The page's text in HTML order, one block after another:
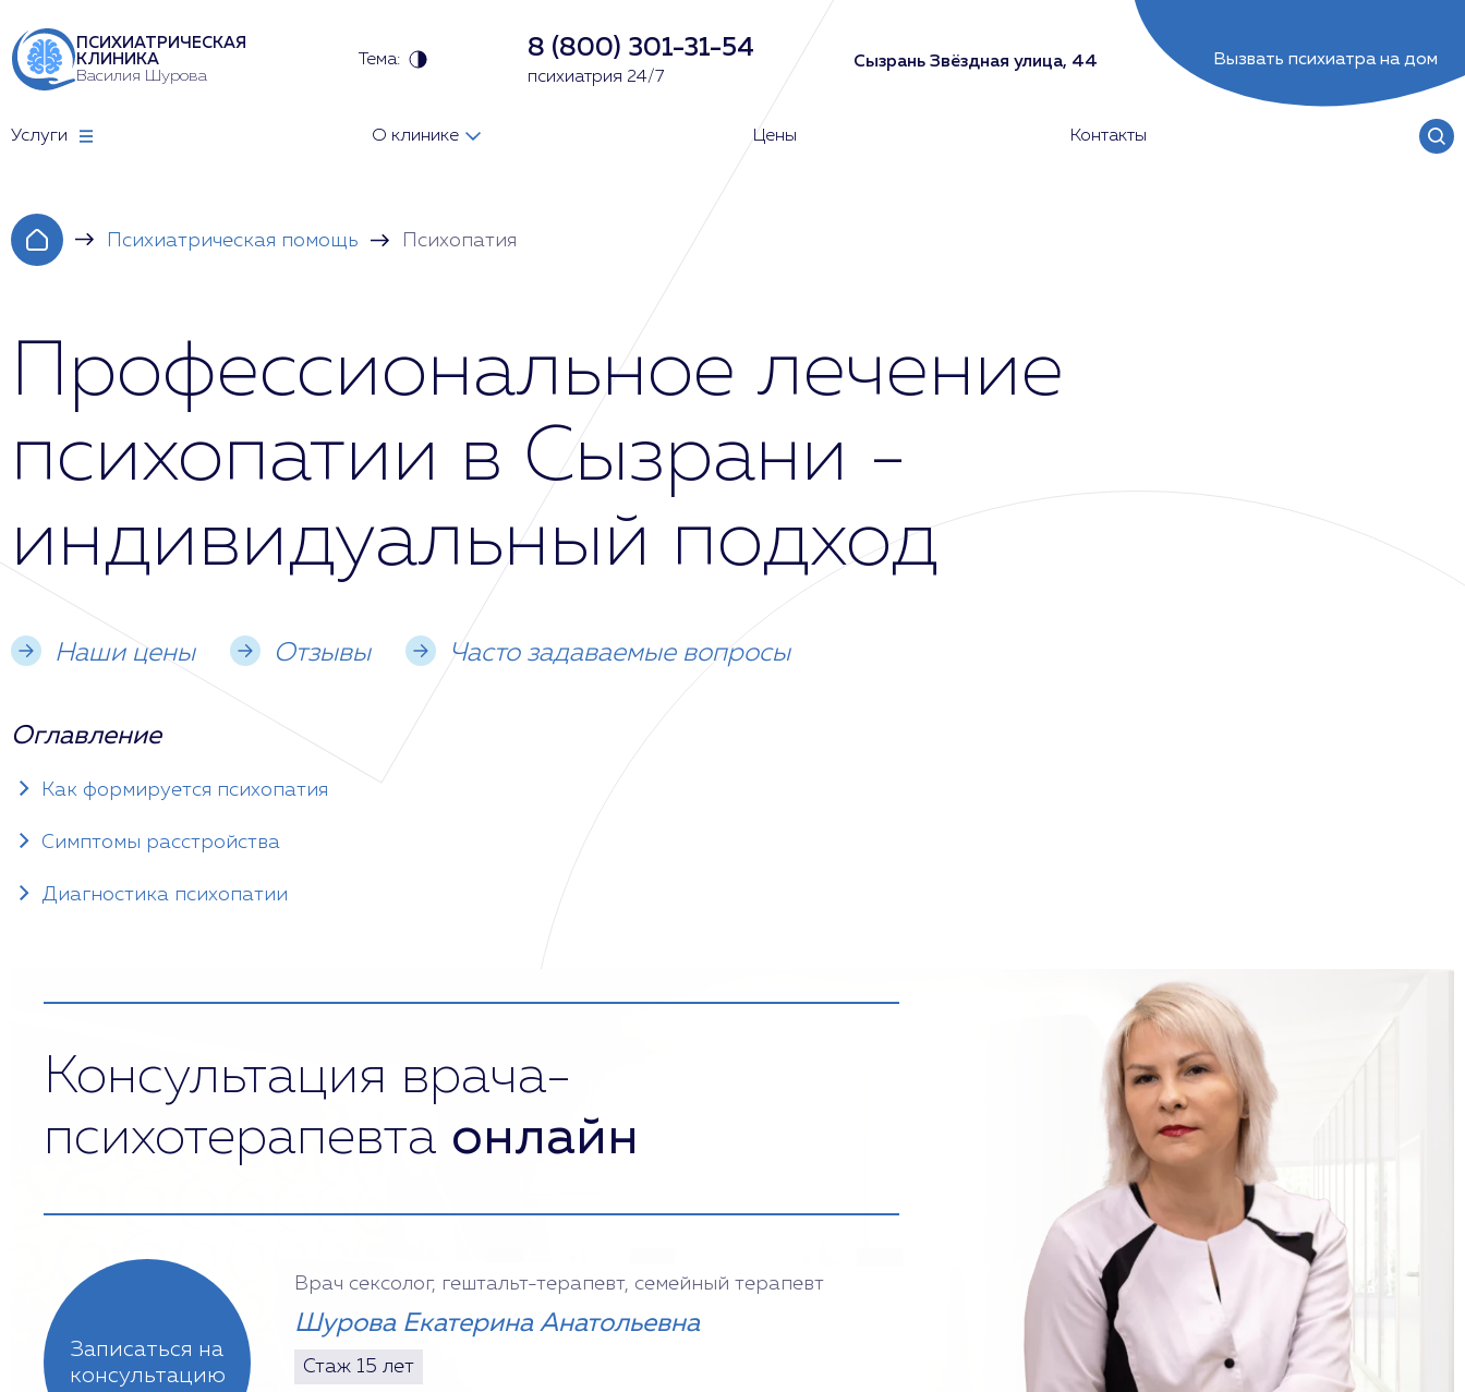
ПСИХИАТРИЧЕСКАЯ
КЛИНИКА
Василия Шурова
Тема: 8 (800) 301-31-54
психиатрия 24/7
Сызрань Звёздная улица, 44 Вызвать психиатра на дом
Услуги О клинике Цены Контакты
Психиатрическая помощь Психопатия
Профессиональное лечение
психопатии в Сызрани -
индивидуальный подход
Наши цены Отзывы Часто задаваемые вопросы
Оглавление
Как формируется психопатия
Симптомы расстройства
Диагностика психопатии
Консультация врача-
психотерапевта онлайн
Записаться на
консультацию
Врач сексолог, гештальт-терапевт, семейный терапевт
Шурова Екатерина Анатольевна
Стаж 15 лет